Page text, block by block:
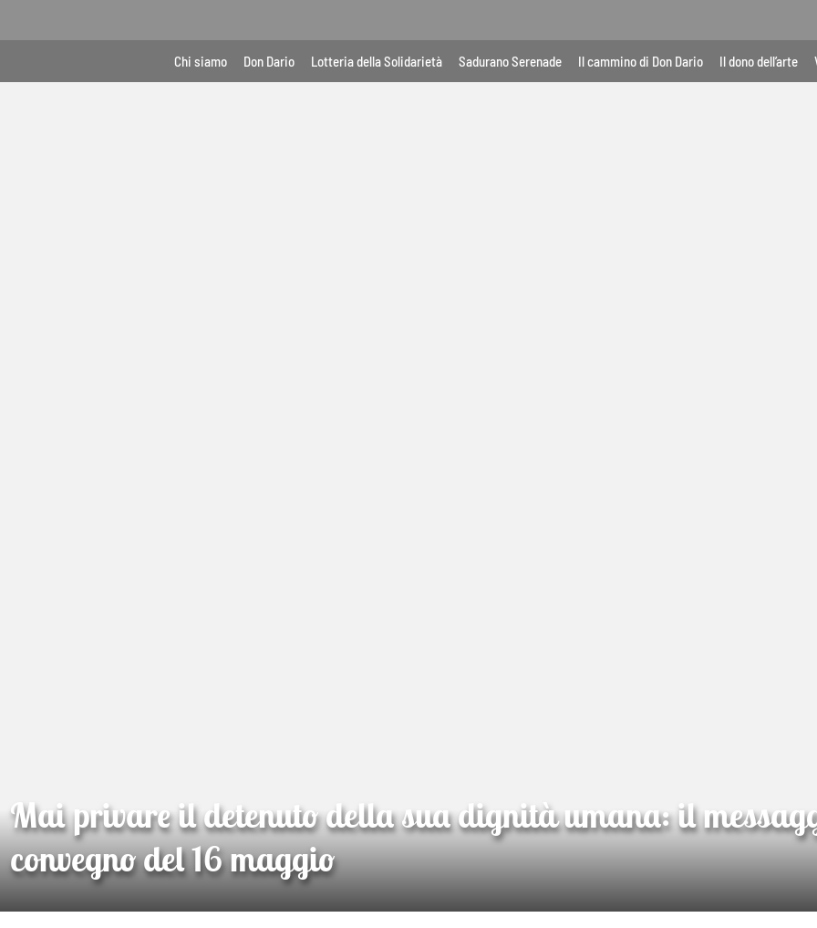
Chi siamo Don Dario Lotteria della Solidarietà Sadurano Serenade Il cammino di Don Dario Il dono dell’arte
Mai privare il detenuto della sua dignità umana: il
convegno del 16 maggio